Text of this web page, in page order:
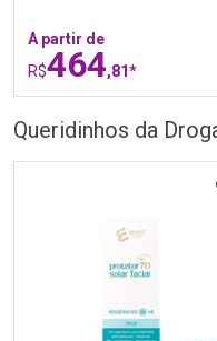
A partir de
R$464,81*
Queridinhos da